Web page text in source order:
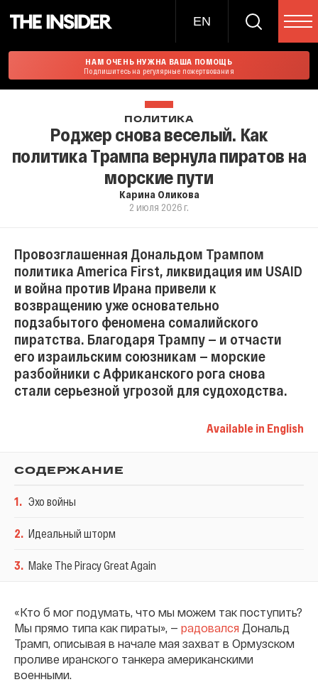
EN
НАМ ОЧЕНЬ НУЖНА ВАША ПОМОЩЬ
Подпишитесь на регулярные пожертвования
ПОЛИТИКА
Роджер снова веселый. Как
политика Трампа вернула пиратов на
морские пути
Карина Оликова
2 июля 2026 г.
Провозглашенная Дональдом Трампом
политика America First, ликвидация им USAID
и война против Ирана привели к
возвращению уже основательно
подзабытого феномена сомалийского
пиратства. Благодаря Трампу — и отчасти
его израильским союзникам — морские
разбойники с Африканского рога снова
стали серьезной угрозой для судоходства.
Available in English
СОДЕРЖАНИЕ
1. Эхо войны
2. Идеальный шторм
3. Make The Piracy Great Again
«Кто б мог подумать, что мы можем так поступить?
Мы прямо типа как пираты», — радовался Дональд
Трамп, описывая в начале мая захват в Ормузском
проливе иранского танкера американскими
военными.